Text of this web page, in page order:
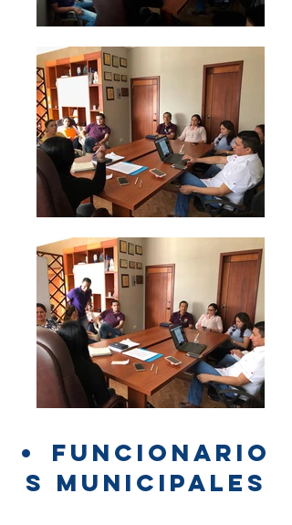
FUNCIONARIO
S MUNICIPALES